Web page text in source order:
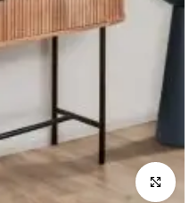
לחץ להגדלה